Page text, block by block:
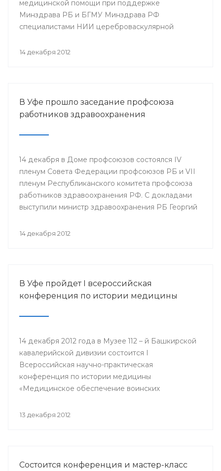
медицинской помощи при поддержке
Минздрава РБ и БГМУ Минздрава РФ
специалистами НИИ цереброваскулярной
(г.Москва) будет проведен мастер-класс.
14 декабря 2012
В Уфе прошло заседание профсоюза
работников здравоохранения
14 декабря в Доме профсоюзов состоялся IV
пленум Совета Федерации профсоюзов РБ и VII
пленум Республиканского комитета профсоюза
работников здравоохранения РФ. С докладами
выступили министр здравоохранения РБ Георгий
организации Башкортостана профсоюза
14 декабря 2012
В Уфе пройдет I всероссийская
конференция по истории медицины
14 декабря 2012 года в Музее 112 – й Башкирской
кавалерийской дивизии состоится I
Всероссийская научно-практическая
конференция по истории медицины
«Медицинское обеспечение воинских
войны».
13 декабря 2012
Состоится конференция и мастер-класс